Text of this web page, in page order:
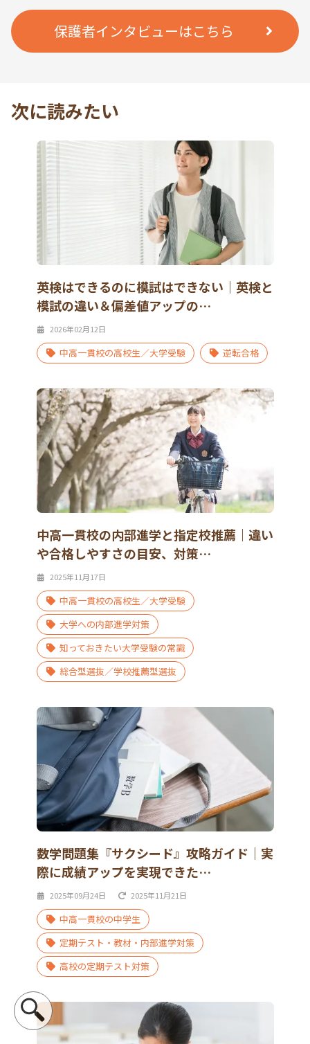
保護者インタビューはこちら
次に読みたい
英検はできるのに模試はできない｜英検と
模試の違い＆偏差値アップの…
2026年02月12日
中高一貫校の高校生／大学受験 逆転合格
中高一貫校の内部進学と指定校推薦｜違い
や合格しやすさの目安、対策…
2025年11月17日
中高一貫校の高校生／大学受験
大学への内部進学対策
知っておきたい大学受験の常識
総合型選抜／学校推薦型選抜
数学問題集『サクシード』攻略ガイド｜実
際に成績アップを実現できた…
2025年09月24日 2025年11月21日
中高一貫校の中学生
定期テスト・教材・内部進学対策
高校の定期テスト対策